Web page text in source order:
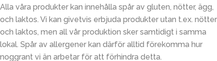
Alla våra produkter kan innehålla spår av gluten, nötter, ägg,
och laktos. Vi kan givetvis erbjuda produkter utan t.ex. nötter
och laktos, men all vår produktion sker samtidigt i samma
lokal. Spår av allergener kan därför alltid förekomma hur
noggrant vi än arbetar för att förhindra detta.